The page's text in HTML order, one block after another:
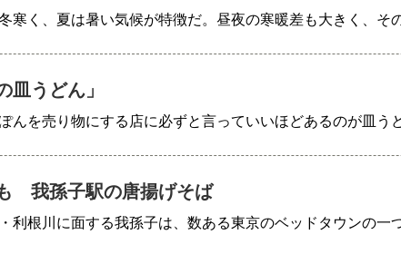
寒く、夏は暑い気候が特徴だ。昼夜の寒暖差も大きく、そ
皿うどん」
んを売り物にする店に必ずと言っていいほどあるのが皿う
我孫子駅の唐揚げそば
利根川に面する我孫子は、数ある東京のベッドタウンの一